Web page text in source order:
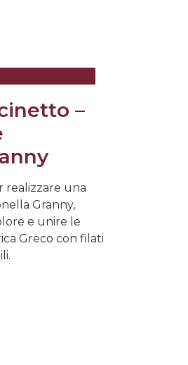
–
realizzare una
Granny,
e unire le
Greco con filati